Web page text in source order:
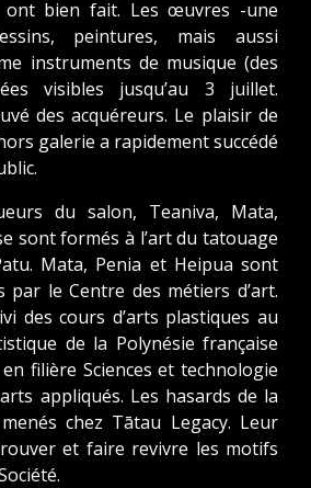
bien fait. Les œuvres -une
peintures, mais aussi
instruments de musique (des
visibles jusqu’au 3 juillet.
des acquéreurs. Le plaisir de
galerie a rapidement succédé
du salon, Teaniva, Mata,
sont formés à l’art du tatouage
Mata, Penia et Heipua sont
par le Centre des métiers d’art.
des cours d’arts plastiques au
de la Polynésie française
filière Sciences et technologie
appliqués. Les hasards de la
chez Tātau Legacy. Leur
et faire revivre les motifs